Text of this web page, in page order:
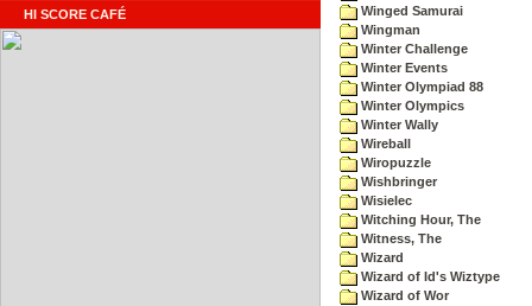
HI SCORE CAFÉ
Winged Samurai
Wingman
Winter Challenge
Winter Events
Winter Olympiad 88
Winter Olympics
Winter Wally
Wireball
Wiropuzzle
Wishbringer
Wisielec
Witching Hour, The
Witness, The
Wizard
Wizard of Id's Wiztype
Wizard of Wor